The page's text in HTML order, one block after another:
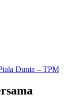
Dunia – TPM